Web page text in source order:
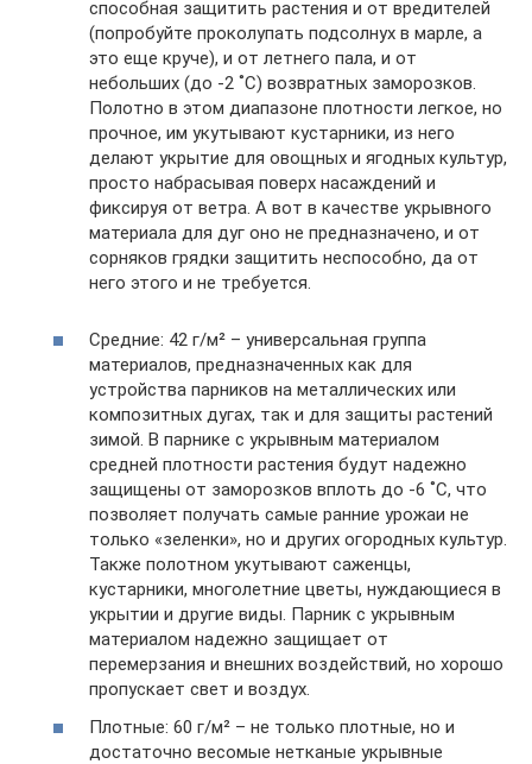
способная защитить растения и от вредителей
(попробуйте проколупать подсолнух в марле, а
это еще круче), и от летнего пала, и от
небольших (до -2 ˚С) возвратных заморозков.
Полотно в этом диапазоне плотности легкое, но
прочное, им укутывают кустарники, из него
делают укрытие для овощных и ягодных культур,
просто набрасывая поверх насаждений и
фиксируя от ветра. А вот в качестве укрывного
материала для дуг оно не предназначено, и от
сорняков грядки защитить неспособно, да от
него этого и не требуется.
Средние: 42 г/м² – универсальная группа
материалов, предназначенных как для
устройства парников на металлических или
композитных дугах, так и для защиты растений
зимой. В парнике с укрывным материалом
средней плотности растения будут надежно
защищены от заморозков вплоть до -6 ˚С, что
позволяет получать самые ранние урожаи не
только «зеленки», но и других огородных культур.
Также полотном укутывают саженцы,
кустарники, многолетние цветы, нуждающиеся в
укрытии и другие виды. Парник с укрывным
материалом надежно защищает от
перемерзания и внешних воздействий, но хорошо
пропускает свет и воздух.
Плотные: 60 г/м² – не только плотные, но и
достаточно весомые нетканые укрывные